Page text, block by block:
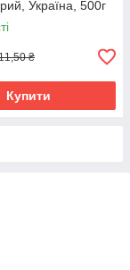
Україна, 500г
₴
Купити